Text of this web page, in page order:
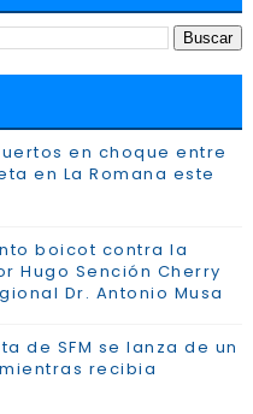
en choque entre
en La Romana este
boicot contra la
Hugo Sención Cherry
Dr. Antonio Musa
de SFM se lanza de un
recibia